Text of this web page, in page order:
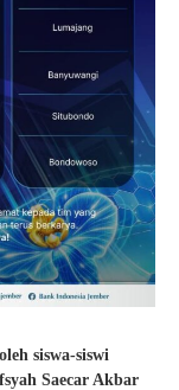
siswa-siswi
Saecar Akbar